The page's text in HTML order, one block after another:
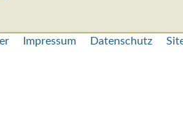
Impressum Datenschutz